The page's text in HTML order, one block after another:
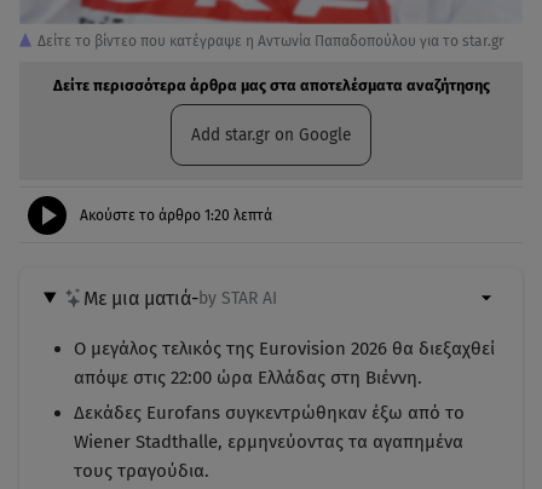
Δείτε το βίντεο που κατέγραψε η Αντωνία Παπαδοπούλου για το star.gr
Δείτε περισσότερα άρθρα μας στα αποτελέσματα αναζήτησης
Add star.gr on Google
Ακούστε το άρθρο 1:20 λεπτά
Με μια ματιά-by STAR AI
Ο μεγάλος τελικός της Eurovision 2026 θα διεξαχθεί
απόψε στις 22:00 ώρα Ελλάδας στη Βιέννη.
Δεκάδες Eurofans συγκεντρώθηκαν έξω από το
Wiener Stadthalle, ερμηνεύοντας τα αγαπημένα
τους τραγούδια.